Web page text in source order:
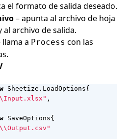
el formato de salida deseado.
– apunta al archivo de hoja
archivo de salida.
llama a Process con las
Sheetize . LoadOptions{
,
SaveOptions{